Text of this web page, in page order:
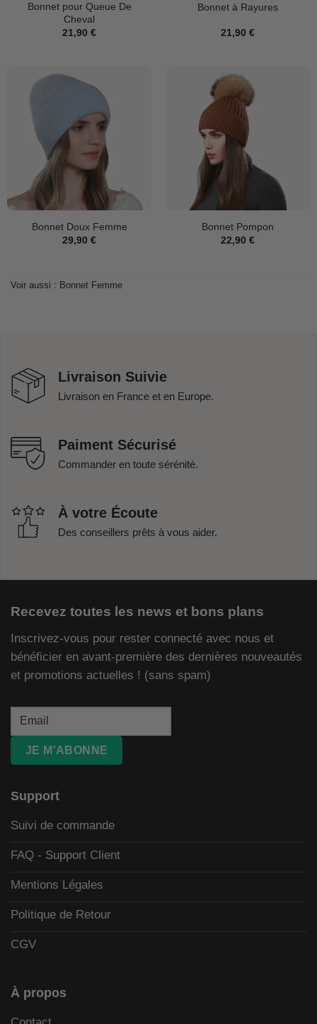
Bonnet pour Queue De
Cheval
21,90 €
Bonnet à Rayures
21,90 €
Bonnet Doux Femme
29,90 €
Bonnet Pompon
22,90 €
Voir aussi : Bonnet Femme
Livraison Suivie
Livraison en France et en Europe.
Paiment Sécurisé
Commander en toute sérénité.
À votre Écoute
Des conseillers prêts à vous aider.
Recevez toutes les news et bons plans
Inscrivez-vous pour rester connecté avec nous et
bénéficier en avant-première des dernières nouveautés
et promotions actuelles ! (sans spam)
JE M'ABONNE
Support
Suivi de commande
FAQ - Support Client
Mentions Légales
Politique de Retour
CGV
À propos